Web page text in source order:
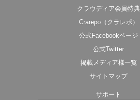
クラウディア会員特典
Crarepo（クラレポ）
公式Facebookページ
公式Twitter
掲載メディア様一覧
サイトマップ
サポート